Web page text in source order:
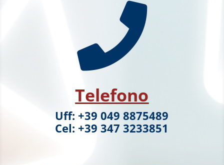

Telefono
Uff: +39 049 8875489
Cel: +39 347 3233851